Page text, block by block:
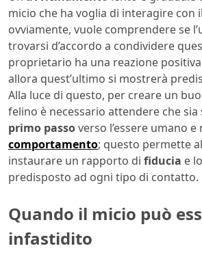
micio che ha voglia di interagire con
ovviamente, vuole comprendere se
trovarsi d’accordo a condividere
proprietario ha una reazione
allora quest’ultimo si mostrerà
Alla luce di questo, per creare un
felino è necessario attendere che
primo passoverso l’essere umano
comportamento; questo permette
instaurare un rapporto di fiducia e
predisposto ad ogni tipo di contatto.
Quando il micio può
infastidito